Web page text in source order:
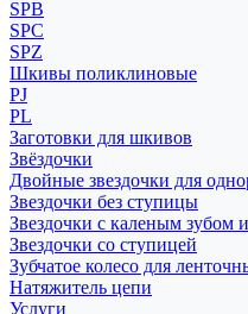
SPB
SPC
SPZ
Шкивы поликлиновые
PJ
PL
Заготовки для шкивов
Звёздочки
Двойные звездочки для
Звездочки без ступицы
Звездочки с каленым зубом
Звездочки со ступицей
Зубчатое колесо для
Натяжитель цепи
Услуги